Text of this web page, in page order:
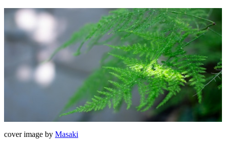
cover image by Masaki